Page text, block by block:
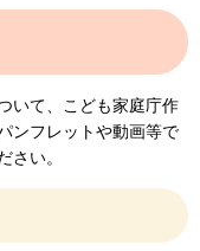
いて、こども家庭庁作
ンフレットや動画等で
さい。